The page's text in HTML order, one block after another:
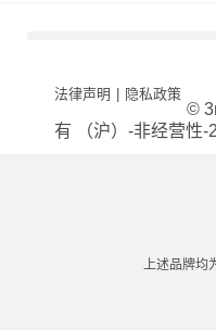
法律声明 | 隐私政策
©
有 （沪）-非经营性-
上述品牌均